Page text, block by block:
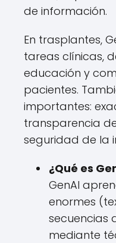
de información.
En trasplantes,
tareas clínicas,
educación y
pacientes.
importantes:
transparencia
seguridad de la
¿Qué es
GenAI
enormes
secuencias
mediante